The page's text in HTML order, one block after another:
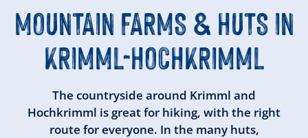
MOUNTAIN FARMS & HUTS IN
KRIMML-HOCHKRIMML
The countryside around Krimml and
Hochkrimml is great for hiking, with the right
route for everyone. In the many huts,